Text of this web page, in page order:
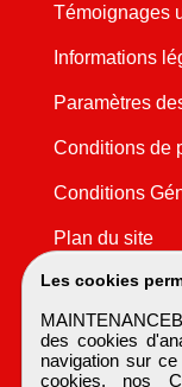
Les cookies
des cookies
navigation sur
cookies, nos
Témoignages
Informations
Paramètres
Conditions de
Conditions
Plan du site